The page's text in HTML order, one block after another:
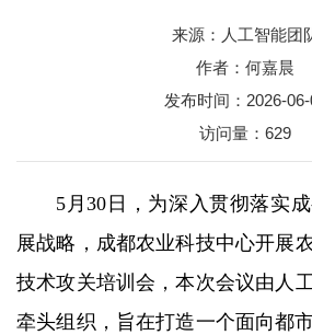
平台基地
研究生培养
来源：人工智能团
作者：何嘉晨
发布时间：2026-
访问量： 629
5月30日，为深入贯彻落实
展战略，成都农业科技中心开展
技术攻关培训会，本次会议由人
牵头组织，旨在打造一个面向都